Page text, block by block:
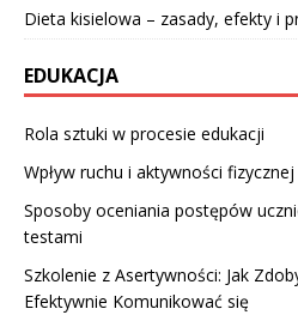
Dieta kisielowa – zasady, efekty i
EDUKACJA
Rola sztuki w procesie edukacji
Wpływ ruchu i aktywności
Sposoby oceniania postępów
testami
Szkolenie z Asertywności: Jak
Efektywnie Komunikować się